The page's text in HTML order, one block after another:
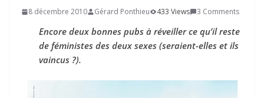
8 décembre 2010 Gérard Ponthieu 433 Views 3 Comments
Encore deux bonnes pubs à réveiller ce qu’il reste
de féministes des deux sexes (seraient-elles et ils
vaincus ?).